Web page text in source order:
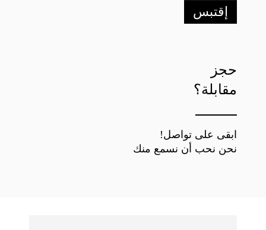
إقتبس
حجز
مقابلة؟
ابقى على تواصل!
نحن نحب أن نسمع منك